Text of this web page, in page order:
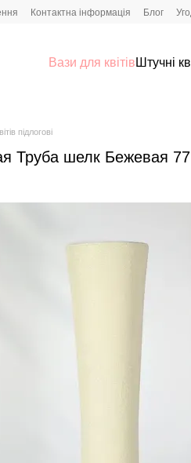
Контактна інформація Блог
Вази для квітів Штучні
підлогові
Труба шелк Бежевая